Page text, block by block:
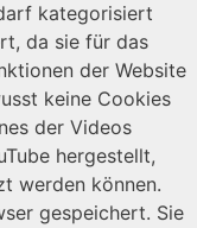
kategorisiert
da sie für das
der Website
keine Cookies
der Videos
hergestellt,
werden können.
gespeichert. Sie